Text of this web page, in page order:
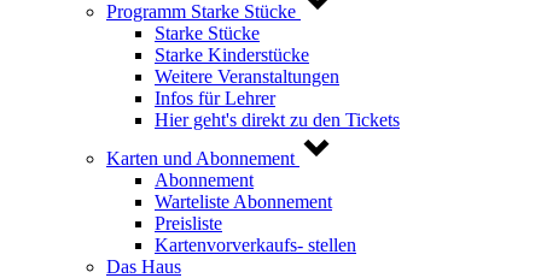
Programm Starke Stücke
Starke Stücke
Starke Kinderstücke
Weitere Veranstaltungen
Infos für Lehrer
Hier geht's direkt zu den Tickets
Karten und Abonnement
Abonnement
Warteliste Abonnement
Preisliste
Kartenvorverkaufs- stellen
Das Haus